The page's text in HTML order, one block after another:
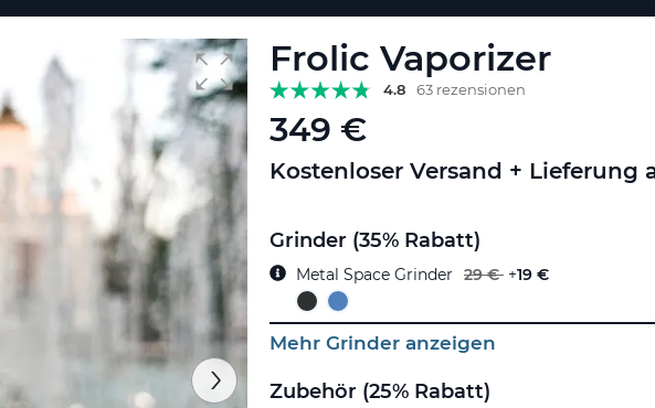
Frolic Vaporizer
4.8 63 rezensionen
349 €
Kostenloser Versand + Lieferung
Grinder (35% Rabatt)
Metal Space Grinder 29 € +19 €
Mehr Grinder anzeigen
Zubehör (25% Rabatt)